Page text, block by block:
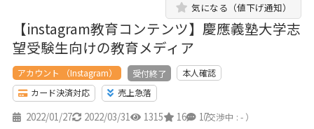
【instagram教育コンテンツ】慶應義塾大学志
望受験生向けの教育メディア
気になる（値下げ通知）
アカウント （Instagram） 受付終了
本人確認
カード決済対応
売上急落
2022/01/27 2022/03/31 1315 16 17
（交渉中 : - ）